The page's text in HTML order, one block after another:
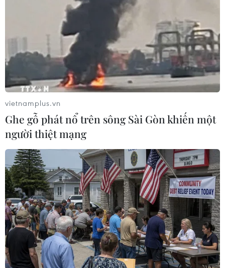
#Đại hội cổ đông thường niên
#Sản xuất nông nghiệp
#Công nghệ sinh học
#Cây ăn trái Gia Lai
TIN LIÊN QUAN
vietnamplus.vn
Ghe gỗ phát nổ trên sông Sài Gòn khiến một
người thiệt mạng